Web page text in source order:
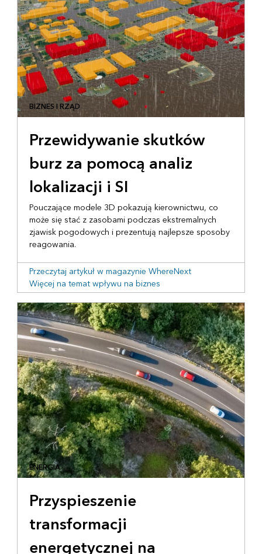
BIZNES I RZĄD
Przewidywanie skutków
burz za pomocą analiz
lokalizacji i SI
Pouczające modele 3D pokazują kierownictwu, co
może się stać z zasobami podczas ekstremalnych
zjawisk pogodowych i prezentują najlepsze sposoby
reagowania.
Przeczytaj artykuł w magazynie WhereNext
Więcej na temat wpływu na biznes
ENERGIA
Przyspieszenie
transformacji
energetycznej na